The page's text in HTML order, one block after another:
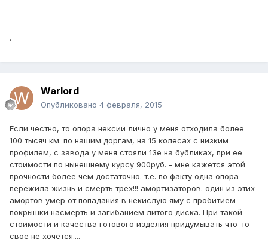
.
Warlord
Опубликовано 4 февраля, 2015
Если честно, то опора нексии лично у меня отходила более
100 тысяч км. по нашим доргам, на 15 колесах с низким
профилем, с завода у меня стояли 13е на бубликах, при ее
стоимости по нынешнему курсу 900руб. - мне кажется этой
прочности более чем достаточно. т.е. по факту одна опора
пережила жизнь и смерть трех!!! амортизаторов. один из этих
амортов умер от попадания в некислую яму с пробитием
покрышки насмерть и загибанием литого диска. При такой
стоимости и качества готового изделия придумывать что-то
свое не хочется....